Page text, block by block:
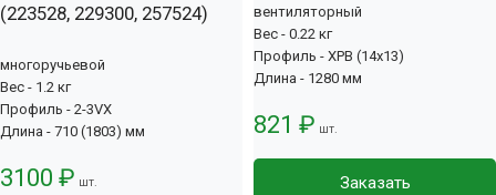
(223528, 229300, 257524)
многоручьевой
Вес - 1.2 кг
Профиль - 2-3VX
Длина - 710 (1803) мм
3100 ₽ шт.
вентиляторный
Вес - 0.22 кг
Профиль - XPB (14x13)
Длина - 1280 мм
821 ₽ шт.
Заказать